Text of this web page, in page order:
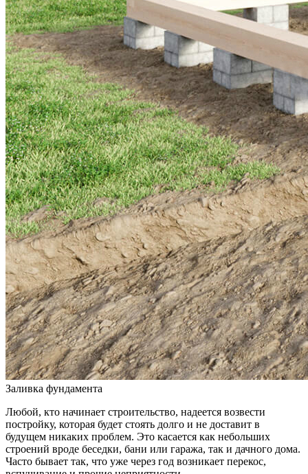
Заливка фундамента
Любой, кто начинает строительство, надеется возвести
постройку, которая будет стоять долго и не доставит в
будущем никаких проблем. Это касается как небольших
строений вроде беседки, бани или гаража, так и дачного дома.
Часто бывает так, что уже через год возникает перекос,